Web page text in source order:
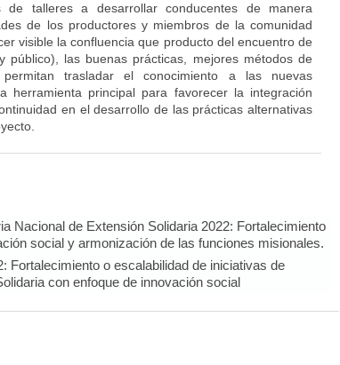
de talleres a desarrollar conducentes de manera
de los productores y miembros de la comunidad
visible la confluencia que producto del encuentro de
público), las buenas prácticas, mejores métodos de
trasladar el conocimiento a las nuevas
herramienta principal para favorecer la integración
en el desarrollo de las prácticas alternativas
Nacional de Extensión Solidaria 2022: Fortalecimiento
social y armonización de las funciones misionales.
Fortalecimiento o escalabilidad de iniciativas de
con enfoque de innovación social